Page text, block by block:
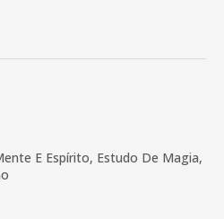
E Espírito, Estudo De Magia,